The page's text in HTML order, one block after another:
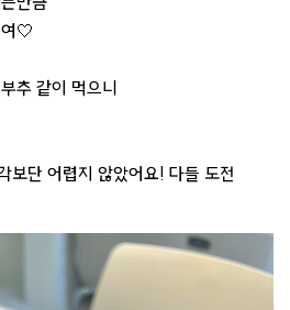
🤍
추 같이 먹으니
보단 어렵지 않았어요! 다들 도전